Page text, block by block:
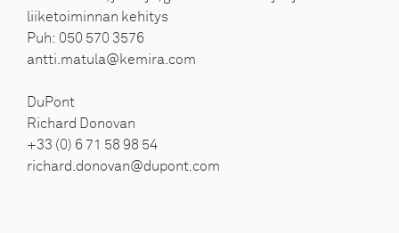
liiketoiminnan kehitys
Puh: 050 570 3576
antti.matula@kemira.com
DuPont
Richard Donovan
+33 (0) 6 71 58 98 54
richard.donovan@dupont.com